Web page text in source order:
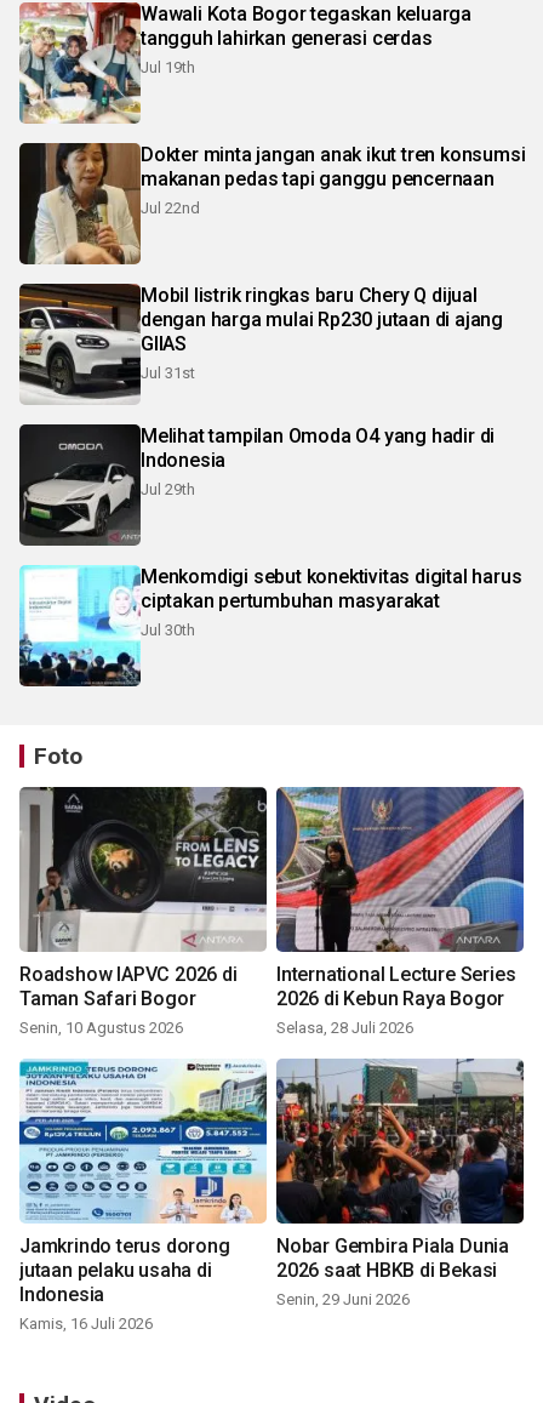
Wawali Kota Bogor tegaskan keluarga
tangguh lahirkan generasi cerdas
Jul 19th
Dokter minta jangan anak ikut tren konsumsi
makanan pedas tapi ganggu pencernaan
Jul 22nd
Mobil listrik ringkas baru Chery Q dijual
dengan harga mulai Rp230 jutaan di ajang
GIIAS
Jul 31st
Melihat tampilan Omoda O4 yang hadir di
Indonesia
Jul 29th
Menkomdigi sebut konektivitas digital harus
ciptakan pertumbuhan masyarakat
Jul 30th
Foto
Roadshow IAPVC 2026 di
Taman Safari Bogor
Senin, 10 Agustus 2026
International Lecture Series
2026 di Kebun Raya Bogor
Selasa, 28 Juli 2026
Jamkrindo terus dorong
jutaan pelaku usaha di
Indonesia
Kamis, 16 Juli 2026
Nobar Gembira Piala Dunia
2026 saat HBKB di Bekasi
Senin, 29 Juni 2026